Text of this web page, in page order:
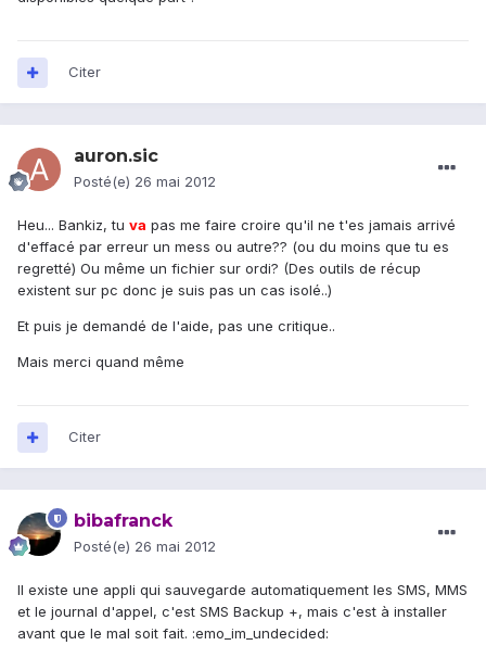
Citer
auron.sic
Posté(e) 26 mai 2012
Heu... Bankiz, tu va pas me faire croire qu'il ne t'es jamais arrivé
d'effacé par erreur un mess ou autre?? (ou du moins que tu es
regretté) Ou même un fichier sur ordi? (Des outils de récup
existent sur pc donc je suis pas un cas isolé..)
Et puis je demandé de l'aide, pas une critique..
Mais merci quand même
Citer
bibafranck
Posté(e) 26 mai 2012
Il existe une appli qui sauvegarde automatiquement les SMS, MMS
et le journal d'appel, c'est SMS Backup +, mais c'est à installer
avant que le mal soit fait. :emo_im_undecided: